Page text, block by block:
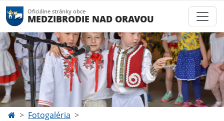
Oficiálne stránky obce
MEDZIBRODIE NAD ORAVOU
Fotogaléria